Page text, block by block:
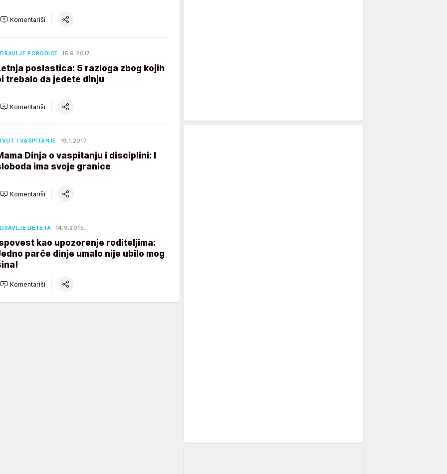
Komentariši
PORODICE 15.6.2017.
poslastica: 5 razloga zbog kojih
trebalo da jedete dinju
Komentariši
I VASPITANJE 19.1.2017.
Dinja o vaspitanju i disciplini: I
ima svoje granice
Komentariši
DETETA 14.9.2015.
kao upozorenje roditeljima:
parče dinje umalo nije ubilo mog
Komentariši